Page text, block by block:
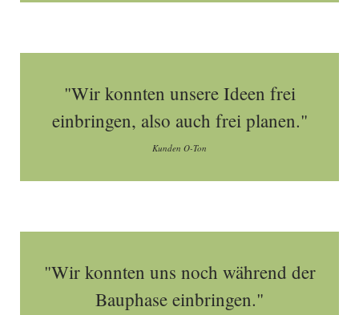
"Wir konnten unsere Ideen frei
einbringen, also auch frei planen."
Kunden O-Ton
"Wir konnten uns noch während der
Bauphase einbringen."